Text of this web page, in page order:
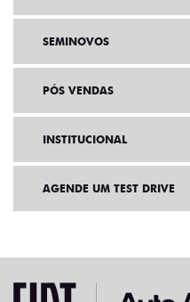
SEMINOVOS
PÓS VENDAS
INSTITUCIONAL
AGENDE UM TEST DRIVE